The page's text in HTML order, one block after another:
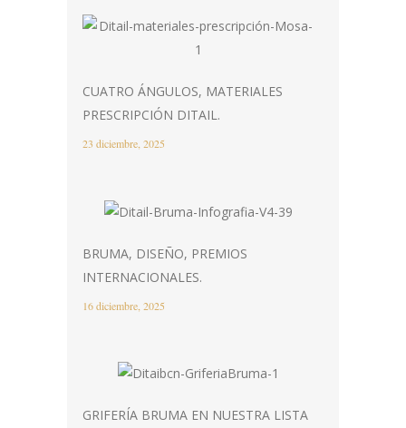
CUATRO ÁNGULOS, MATERIALES
PRESCRIPCIÓN DITAIL.
23 diciembre, 2025
BRUMA, DISEÑO, PREMIOS
INTERNACIONALES.
16 diciembre, 2025
GRIFERÍA BRUMA EN NUESTRA LISTA